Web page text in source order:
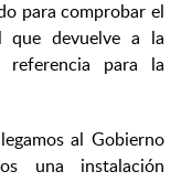
para comprobar el
que devuelve a la
referencia para la
al Gobierno
una instalación